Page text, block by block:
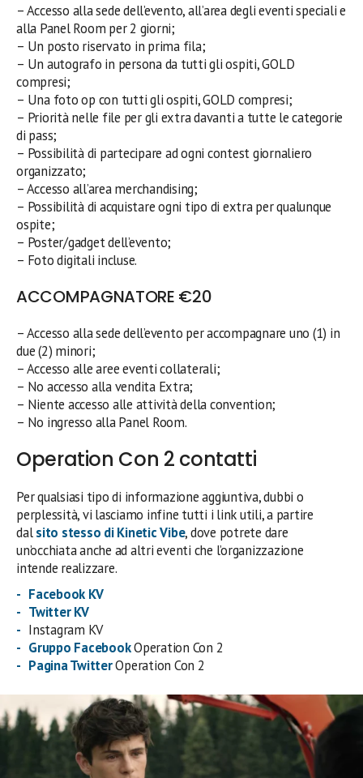
– Accesso alla sede dell’evento, all’area degli eventi speciali e
alla Panel Room per 2 giorni;
– Un posto riservato in prima fila;
– Un autografo in persona da tutti gli ospiti, GOLD
compresi;
– Una foto op con tutti gli ospiti, GOLD compresi;
– Priorità nelle file per gli extra davanti a tutte le categorie
di pass;
– Possibilità di partecipare ad ogni contest giornaliero
organizzato;
– Accesso all’area merchandising;
– Possibilità di acquistare ogni tipo di extra per qualunque
ospite;
– Poster/gadget dell’evento;
– Foto digitali incluse.
ACCOMPAGNATORE €20
– Accesso alla sede dell’evento per accompagnare uno (1) in
due (2) minori;
– Accesso alle aree eventi collaterali;
– No accesso alla vendita Extra;
– Niente accesso alle attività della convention;
– No ingresso alla Panel Room.
Operation Con 2 contatti
Per qualsiasi tipo di informazione aggiuntiva, dubbi o
perplessità, vi lasciamo infine tutti i link utili, a partire
dalsito stesso diKinetic Vibe, dove potrete dare
un’occhiata anche ad altri eventi che l’organizzazione
intende realizzare.
Facebook KV
Twitter KV
Instagram KV
Gruppo FacebookOperation Con 2
Pagina TwitterOperation Con 2